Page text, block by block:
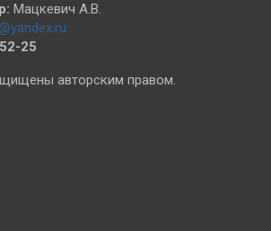
Мацкевич А.В.
25
авторским правом.